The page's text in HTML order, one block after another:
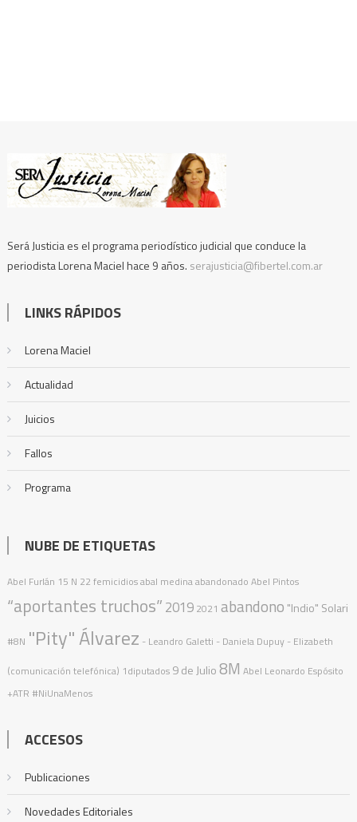
Será Justicia es el programa periodístico judicial que conduce la
periodista Lorena Maciel hace 9 años. serajusticia@fibertel.com.ar
LINKS RÁPIDOS
Lorena Maciel
Actualidad
Juicios
Fallos
Programa
NUBE DE ETIQUETAS
Abel Furlán 15 N 22 femicidiosabal medinaabandonado Abel Pintos
“aportantes truchos”2019 2021 abandono "Indio" Solari
#8N "Pity" Álvarez - Leandro Galetti - Daniela Dupuy - Elizabeth
(comunicación telefónica) 1diputados 9 de Julio8M Abel Leonardo Espósito
+ATR #NiUnaMenos
ACCESOS
Publicaciones
Novedades Editoriales